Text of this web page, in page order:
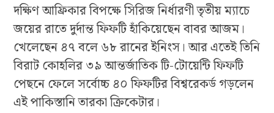
দক্ষিণ আফ্রিকার বিপক্ষে সিরিজ নির্ধারণী তৃতীয় ম্যাচে
জয়ের রাতে দুর্দান্ত ফিফটি হাঁকিয়েছেন বাবর আজম।
খেলেছেন ৪৭ বলে ৬৮ রানের ইনিংস। আর এতেই তিনি
বিরাট কোহলির ৩৯ আন্তর্জাতিক টি-টোয়েন্টি ফিফটি
পেছনে ফেলে সর্বোচ্চ ৪০ ফিফটির বিশ্বরেকর্ড গড়লেন
এই পাকিস্তানি তারকা ক্রিকেটার।